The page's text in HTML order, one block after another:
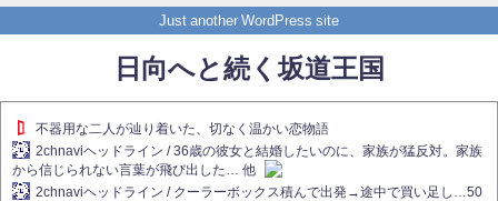
Just another WordPress site
日向へと続く坂道王国
不器用な二人が辿り着いた、切なく温かい恋物語
2chnaviヘッドライン / 36歳の彼女と結婚したいのに、家族が猛反対。家族
から信じられない言葉が飛び出した… 他
2chnaviヘッドライン / クーラーボックス積んで出発→途中で買い足し…50